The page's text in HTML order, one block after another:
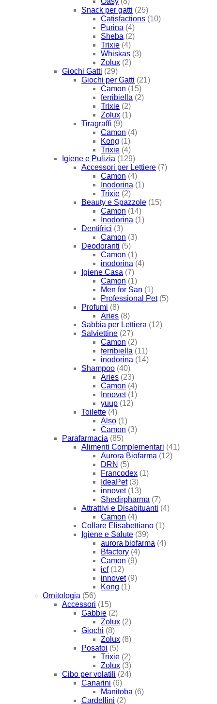
Snack per gatti (25)
Catisfactions (10)
Purina (4)
Sheba (2)
Trixie (4)
Whiskas (3)
Zolux (2)
Giochi Gatti (29)
Giochi per Gatti (21)
Camon (15)
ferribiella (2)
Trixie (2)
Zolux (1)
Tiragraffi (9)
Camon (4)
Kong (1)
Trixie (4)
Igiene e Pulizia (129)
Accessori per Lettiere (7)
Camon (4)
Inodorina (1)
Trixie (2)
Beauty e Spazzole (15)
Camon (14)
Inodorina (1)
Dentifrici (3)
Camon (3)
Deodoranti (5)
Camon (1)
inodorina (4)
Igiene Casa (7)
Camon (1)
Men for San (1)
Professional Pet (5)
Profumi (8)
Aries (8)
Sabbia per Lettiera (12)
Salviettine (27)
Camon (2)
ferribiella (11)
inodorina (14)
Shampoo (40)
Aries (23)
Camon (4)
Innovet (1)
yuup (12)
Toilette (4)
Also (1)
Camon (3)
Parafarmacia (85)
Alimenti Complementari (41)
Aurora Biofarma (12)
DRN (5)
Francodex (1)
IdeaPet (3)
innovet (13)
Shedirpharma (7)
Attrattivi e Disabituanti (4)
Camon (4)
Collare Elisabettiano (1)
Igiene e Salute (39)
aurora biofarma (4)
Bfactory (4)
Camon (9)
icf (12)
innovet (9)
Kong (1)
Ornitologia (56)
Accessori (15)
Gabbie (2)
Zolux (2)
Giochi (8)
Zolux (8)
Posatoi (5)
Trixie (2)
Zolux (3)
Cibo per volatili (24)
Canarini (6)
Manitoba (6)
Cardellini (2)